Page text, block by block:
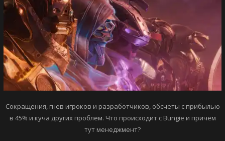
Сокращения, гнев игроков и разработчиков, обсчеты с прибылью
в 45% и куча других проблем. Что происходит с Bungie и причем
тут менеджмент?